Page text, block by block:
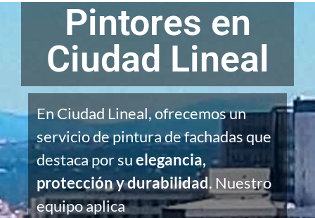
Pintores en
Ciudad Lineal
En Ciudad Lineal, ofrecemos un
servicio de pintura de fachadas que
destaca por suelegancia,
protección y durabilidad. Nuestro
equipo aplica